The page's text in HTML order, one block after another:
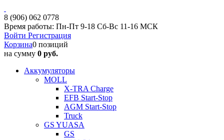
8 (906) 062 0778
Время работы: Пн-Пт 9-18 Сб-Вс 11-16 МСК
Войти Регистрация
Корзина0 позиций
на сумму 0 руб.
Аккумуляторы
MOLL
X-TRA Charge
EFB Start-Stop
AGM Start-Stop
Truck
GS YUASA
GS